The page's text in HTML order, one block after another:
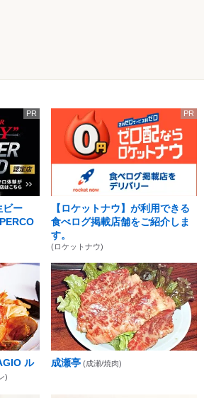
PR
ビー
PR
【ロケットナウ】が利用できる
食べログ掲載店舗をご紹介しま
す。
(ロケットナウ)
ル
)
成瀬亭 (成瀬/焼肉)